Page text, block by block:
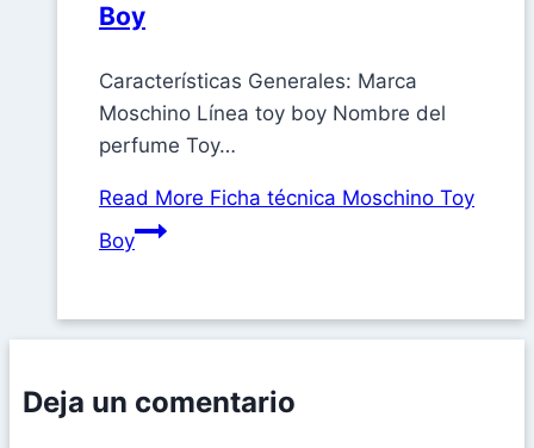
Boy
Características Generales: Marca
Moschino Línea toy boy Nombre del
perfume Toy…
Read More Ficha técnica Moschino Toy
Boy
Deja un comentario